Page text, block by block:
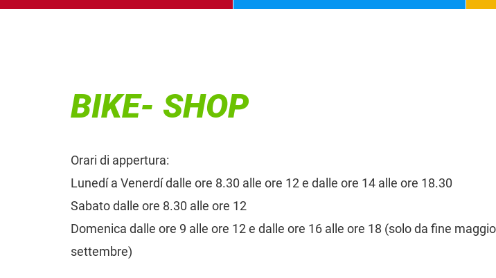
BIKE- SHOP
Orari di appertura:
Lunedí a Venerdí dalle ore 8.30 alle ore 12 e dalle ore 14 alle ore 18.30
Sabato dalle ore 8.30 alle ore 12
Domenica dalle ore 9 alle ore 12 e dalle ore 16 alle ore 18 (solo da fine
settembre)